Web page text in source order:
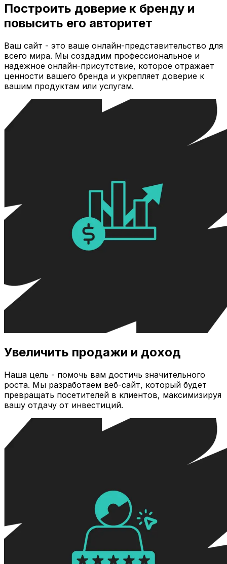
Построить доверие к бренду и
повысить его авторитет
Ваш сайт - это ваше онлайн-представительство для
всего мира. Мы создадим профессиональное и
надежное онлайн-присутствие, которое отражает
ценности вашего бренда и укрепляет доверие к
вашим продуктам или услугам.
Увеличить продажи и доход
Наша цель - помочь вам достичь значительного
роста. Мы разработаем веб-сайт, который будет
превращать посетителей в клиентов, максимизируя
вашу отдачу от инвестиций.